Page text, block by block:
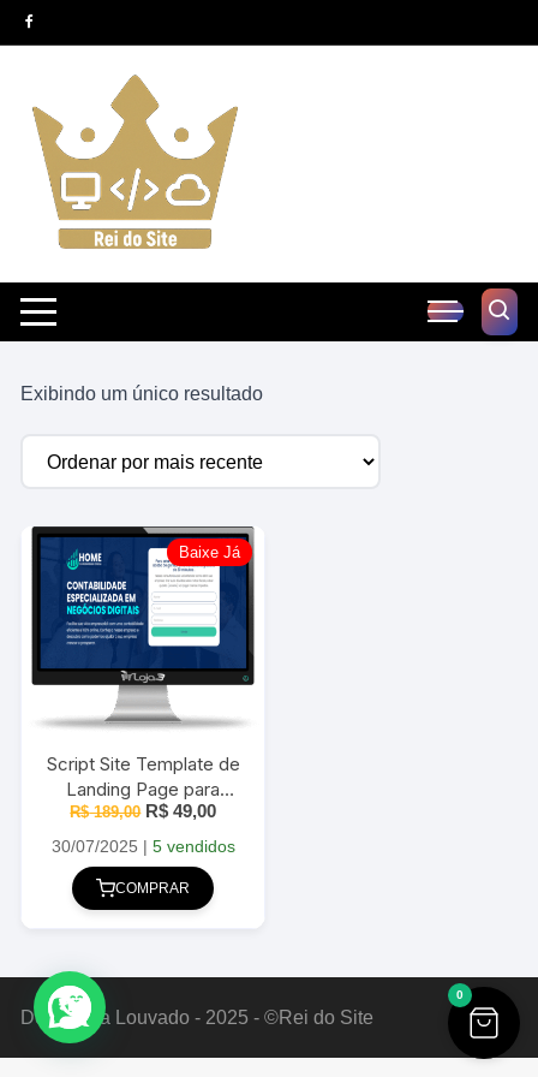
Pular
para
conteúdo
Exibindo um único resultado
Baixe Já
Script Site Template de
Landing Page para
Contabilidade 2025
R$189,00 O
original
era:
R$ 189,00.
R$ 49,00O
atual
30/07/2025 | 5 vendidos
COMPRAR
Deus Seja Louvado - 2025 - ©Rei do Site
0